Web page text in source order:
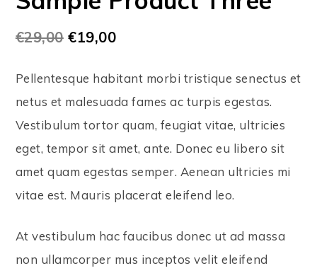
€29,00 €19,00
Pellentesque habitant morbi tristique senectus et
netus et malesuada fames ac turpis egestas.
Vestibulum tortor quam, feugiat vitae, ultricies
eget, tempor sit amet, ante. Donec eu libero sit
amet quam egestas semper. Aenean ultricies mi
vitae est. Mauris placerat eleifend leo.
At vestibulum hac faucibus donec ut ad massa
non ullamcorper mus inceptos velit eleifend